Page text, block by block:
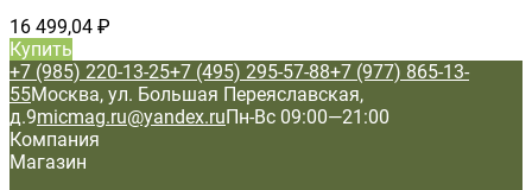
16 499,04 ₽
Купить
+7 (985) 220-13-25+7 (495) 295-57-88+7 (977) 865-13-
55Москва, ул. Большая Переяславская,
д.9micmag.ru@yandex.ruПн-Вс 09:00—21:00
Компания
Магазин